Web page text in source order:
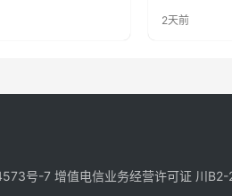
2天前
号-7 增值电信业务经营许可证 川